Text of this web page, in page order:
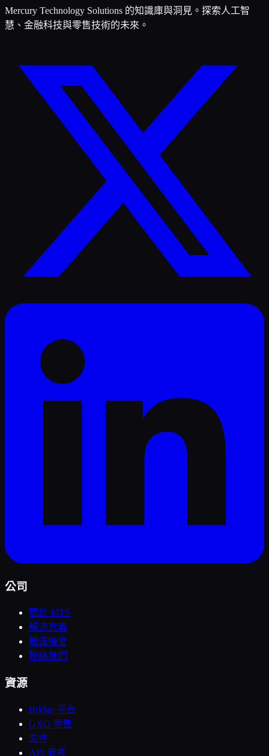
Mercury Technology Solutions 的知識庫與洞見。探索人工智
慧、金融科技與零售技術的未來。
公司
關於 MTS
解決方案
職涯機會
聯絡我們
資源
Bridge 平台
GXO 零售
文件
API 參考